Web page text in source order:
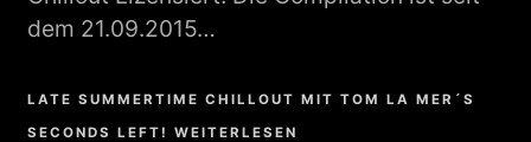
dem 21.09.2015…
LATE SUMMERTIME CHILLOUT MIT TOM LA MER´S
SECONDS LEFT! WEITERLESEN